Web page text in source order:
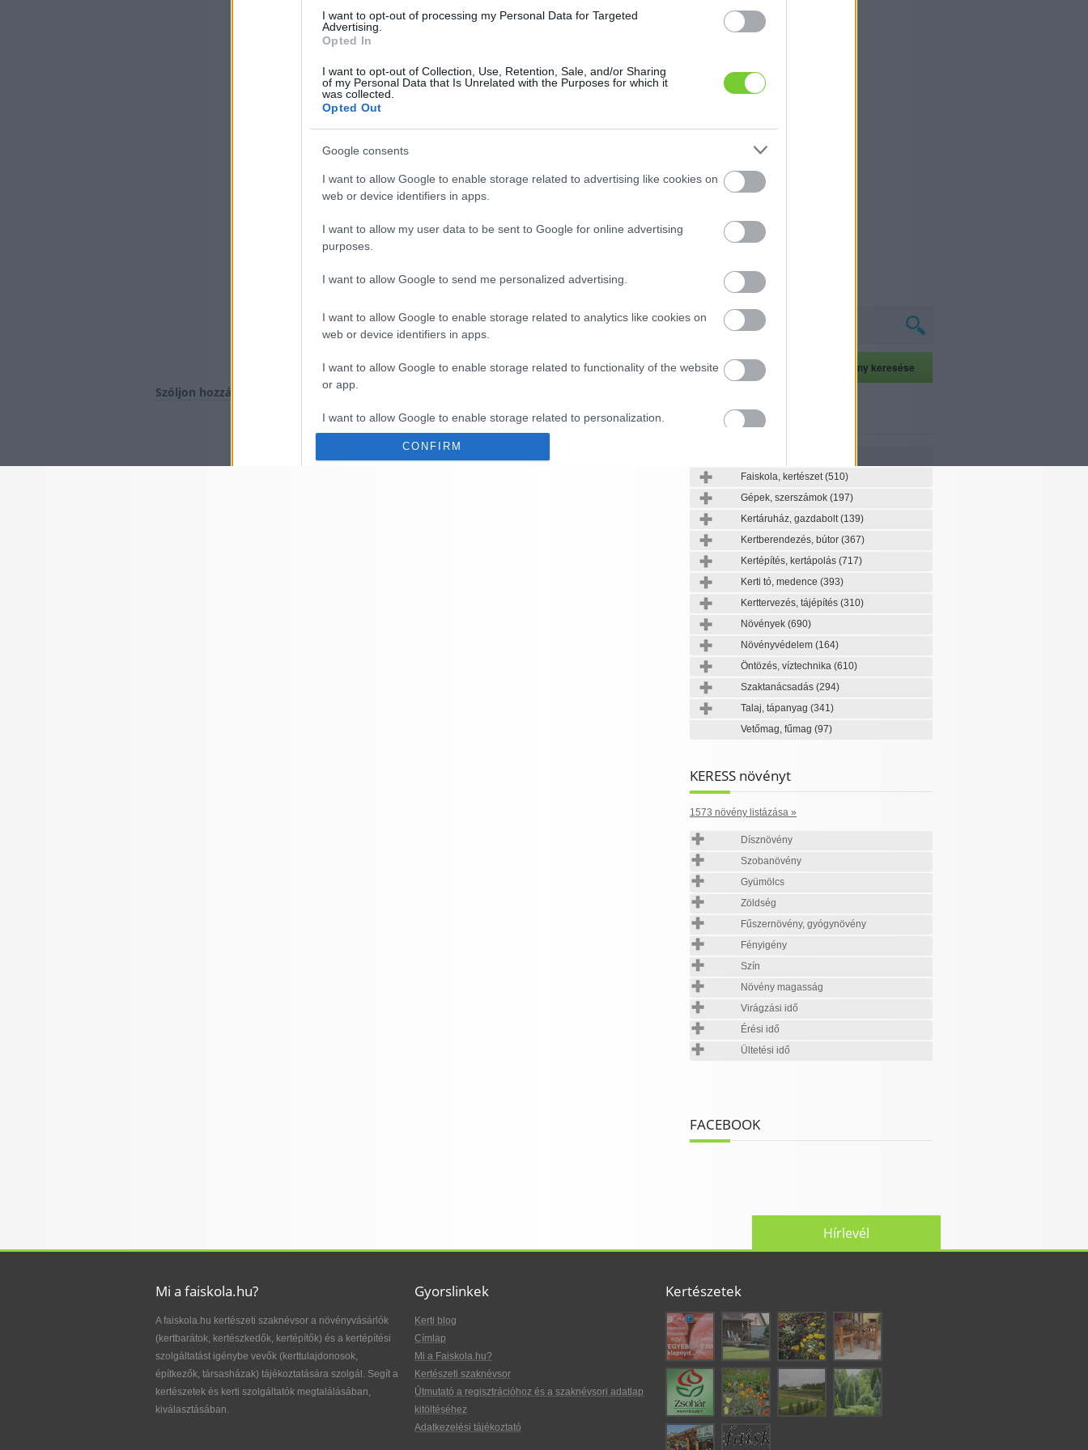
I want to opt-out of processing my Personal Data for Targeted
Advertising.
Opted In
I want to opt-out of Collection, Use, Retention, Sale, and/or Sharing
of my Personal Data that Is Unrelated with the Purposes for which it
was collected.
Opted Out
Google consents
I want to allow Google to enable storage related to advertising like cookies on
web or device identifiers in apps.
I want to allow my user data to be sent to Google for online advertising
purposes.
I want to allow Google to send me personalized advertising.
I want to allow Google to enable storage related to analytics like cookies on
web or device identifiers in apps.
I want to allow Google to enable storage related to functionality of the website
or app.
I want to allow Google to enable storage related to personalization.
authentication functionality and fraud prevention, and other user protection.
CONFIRM
Szóljon hozzá!
Kertészeti szaknévsor
Faiskola, kertészet(510)
Gépek, szerszámok (197)
Kertáruház, gazdabolt(139)
Kertberendezés, bútor (367)
Kertépítés, kertápolás (717)
Kerti tó, medence (393)
Kerttervezés, tájépítés (310)
Növények (690)
Növényvédelem (164)
Öntözés, víztechnika (610)
Szaktanácsadás (294)
Talaj, tápanyag (341)
Vetőmag, fűmag (97)
KERESS növényt
1573 növény listázása »
Dísznövény
Szobanövény
Gyümölcs
Zöldség
Fűszernövény, gyógynövény
Fényigény
Szín
Növény magasság
Virágzási idő
Érési idő
Ültetési idő
FACEBOOK
Hírlevél
Mi a faiskola.hu?
A faiskola.hu kertészeti szaknévsor a növényvásárlók
(kertbarátok, kertészkedők, kertépítők) és a kertépítési
szolgáltatást igénybe vevők (kerttulajdonosok,
építkezők, társasházak) tájékoztatására szolgál. Segít a
kertészetek és kerti szolgáltatók megtalálásában,
kiválasztásában.
Gyorslinkek
Kerti blog
Címlap
Mi a Faiskola.hu?
Kertészeti szaknévsor
Útmutató a regisztrációhoz és a szaknévsori adatlap
kitöltéséhez
Adatkezelési tájékoztató
Kertészetek